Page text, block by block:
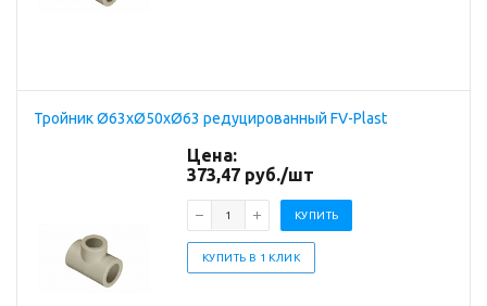
Тройник Ø63хØ50хØ63 редуцированный FV-Plast
Цена:
373,47 руб./шт
КУПИТЬ
КУПИТЬ В 1 КЛИК